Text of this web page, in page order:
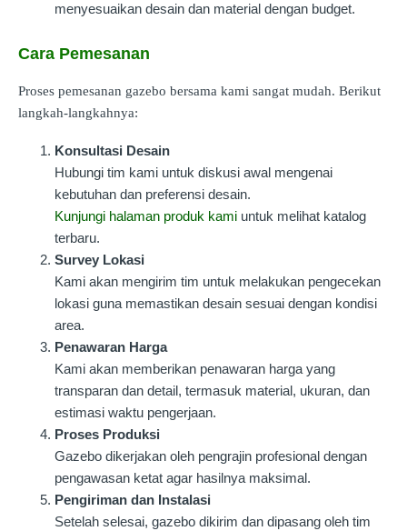
menyesuaikan desain dan material dengan budget.
Cara Pemesanan
Proses pemesanan gazebo bersama kami sangat mudah. Berikut
langkah-langkahnya:
Konsultasi Desain
Hubungi tim kami untuk diskusi awal mengenai
kebutuhan dan preferensi desain.
Kunjungi halaman produk kami untuk melihat katalog
terbaru.
Survey Lokasi
Kami akan mengirim tim untuk melakukan pengecekan
lokasi guna memastikan desain sesuai dengan kondisi
area.
Penawaran Harga
Kami akan memberikan penawaran harga yang
transparan dan detail, termasuk material, ukuran, dan
estimasi waktu pengerjaan.
Proses Produksi
Gazebo dikerjakan oleh pengrajin profesional dengan
pengawasan ketat agar hasilnya maksimal.
Pengiriman dan Instalasi
Setelah selesai, gazebo dikirim dan dipasang oleh tim